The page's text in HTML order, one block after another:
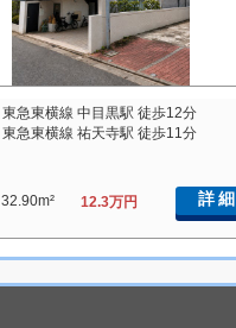
東急東横線 中目黒駅 徒歩12分
東急東横線 祐天寺駅 徒歩11分
32.90m² 12.3万円 詳細